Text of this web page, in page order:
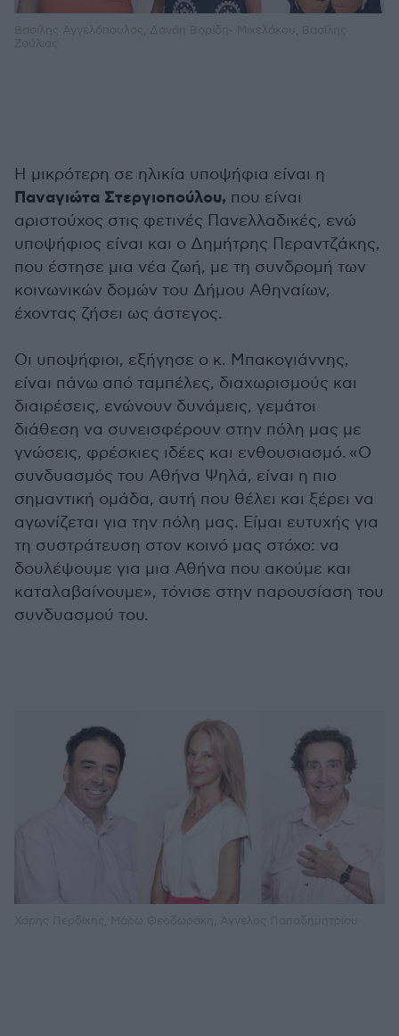
Η μικρότερη σε ηλικία υποψήφια είναι η
Παναγιώτα Στεργιοπούλου, που είναι
αριστούχος στις φετινές Πανελλαδικές, ενώ
υποψήφιος είναι και ο Δημήτρης Περαντζάκης,
που έστησε μια νέα ζωή, με τη συνδρομή των
κοινωνικών δομών του Δήμου Αθηναίων,
έχοντας ζήσει ως άστεγος.
Οι υποψήφιοι, εξήγησε ο κ. Μπακογιάννης,
είναι πάνω από ταμπέλες, διαχωρισμούς και
διαιρέσεις, ενώνουν δυνάμεις, γεμάτοι
διάθεση να συνεισφέρουν στην πόλη μας με
γνώσεις, φρέσκιες ιδέες και ενθουσιασμό. «Ο
συνδυασμός του Αθήνα Ψηλά, είναι η πιο
σημαντική ομάδα, αυτή που θέλει και ξέρει να
αγωνίζεται για την πόλη μας. Είμαι ευτυχής για
τη συστράτευση στον κοινό μας στόχο: να
δουλέψουμε για μια Αθήνα που ακούμε και
καταλαβαίνουμε», τόνισε στην παρουσίαση του
συνδυασμού του.